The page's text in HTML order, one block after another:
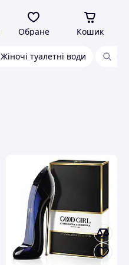
Обране Кошик
Жіночі туалетні води